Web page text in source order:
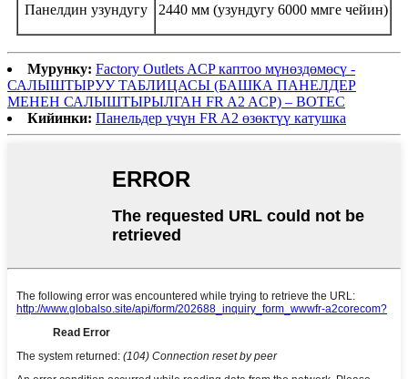
Панелдин узундугу 2440 мм (узундугу 6000 ммге чейин)
Мурунку: Factory Outlets ACP каптоо мүнөздөмөсү -
САЛЫШТЫРУУ ТАБЛИЦАСЫ (БАШКА ПАНЕЛДЕР
МЕНЕН САЛЫШТЫРЫЛГАН FR A2 ACP) – BOTEC
Кийинки: Панельдер үчүн FR A2 өзөктүү катушка